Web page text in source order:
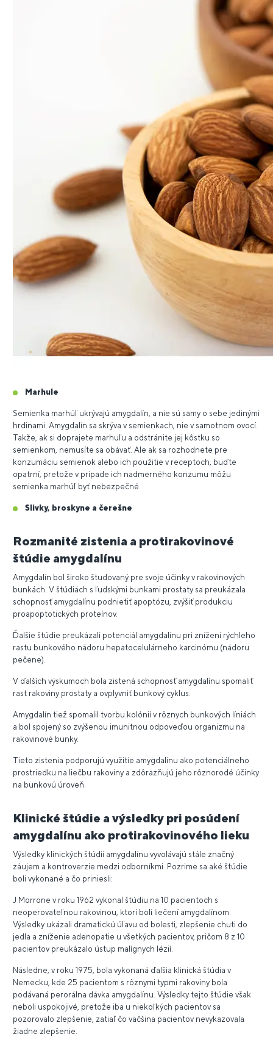
Marhule
Semienka marhúľ ukrývajú amygdalín, a nie sú samy o sebe jedinými
hrdinami. Amygdalín sa skrýva v semienkach, nie v samotnom ovocí.
Takže, ak si doprajete marhuľu a odstránite jej kôstku so
semienkom, nemusíte sa obávať. Ale ak sa rozhodnete pre
konzumáciu semienok alebo ich použitie v receptoch, buďte
opatrní, pretože v prípade ich nadmerného konzumu môžu
semienka marhúľ byť nebezpečné.
Slivky, broskyne a čerešne
Rozmanité zistenia a protirakovinové
štúdie amygdalínu
Amygdalín bol široko študovaný pre svoje účinky v rakovinových
bunkách. V štúdiách s ľudskými bunkami prostaty sa preukázala
schopnosť amygdalínu podnietiť apoptózu, zvýšiť produkciu
proapoptotických proteínov.
Ďalšie štúdie preukázali potenciál amygdalínu pri znížení rýchleho
rastu bunkového nádoru hepatocelulárneho karcinómu (nádoru
pečene).
V ďalších výskumoch bola zistená schopnosť amygdalínu spomaliť
rast rakoviny prostaty a ovplyvniť bunkový cyklus.
Amygdalín tiež spomalil tvorbu kolónií v rôznych bunkových líniách
a bol spojený so zvýšenou imunitnou odpoveďou organizmu na
rakovinové bunky.
Tieto zistenia podporujú využitie amygdalínu ako potenciálneho
prostriedku na liečbu rakoviny a zdôrazňujú jeho rôznorodé účinky
na bunkovú úroveň.
Klinické štúdie a výsledky pri posúdení
amygdalínu ako protirakovinového lieku
Výsledky klinických štúdií amygdalínu vyvolávajú stále značný
záujem a kontroverzie medzi odborníkmi. Pozrime sa aké štúdie
boli vykonané a čo priniesli:
J Morrone v roku 1962 vykonal štúdiu na 10 pacientoch s
neoperovateľnou rakovinou, ktorí boli liečení amygdalínom.
Výsledky ukázali dramatickú úľavu od bolesti, zlepšenie chuti do
jedla a zníženie adenopatie u všetkých pacientov, pričom 8 z 10
pacientov preukázalo ústup malígnych lézií.
Následne, v roku 1975, bola vykonaná ďalšia klinická štúdia v
Nemecku, kde 25 pacientom s rôznymi typmi rakoviny bola
podávaná perorálna dávka amygdalínu. Výsledky tejto štúdie však
neboli uspokojivé, pretože iba u niekoľkých pacientov sa
pozorovalo zlepšenie, zatiaľ čo väčšina pacientov nevykazovala
žiadne zlepšenie.